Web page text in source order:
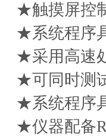
★触摸屏控
★系统程序
★采用高速
★可同时测
★系统程序
★仪器配备